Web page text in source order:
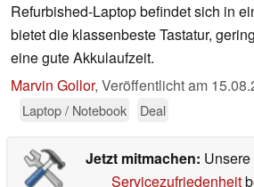
Refurbished-Laptop befindet sich in
bietet die klassenbeste Tastatur,
eine gute Akkulaufzeit.
Marvin Gollor, Veröffentlicht am
Laptop / Notebook
Deal
Jetzt mitmachen:
Servicezufriedenheit